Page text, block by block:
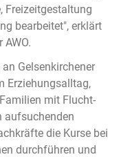
Freizeitgestaltung
bearbeitet", erklärt
Gelsenkirchener
Erziehungsalltag,
mit Flucht-
aufsuchenden
die Kurse bei
durchführen und